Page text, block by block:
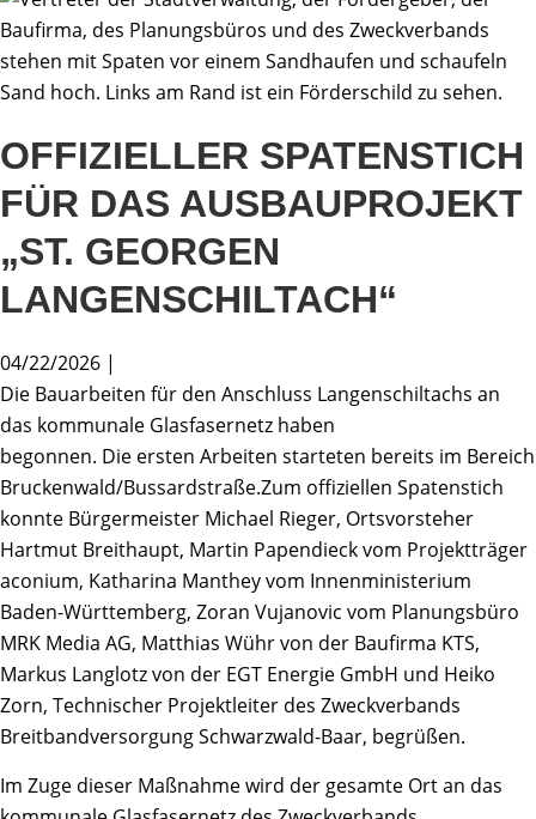
OFFIZIELLER SPATENSTICH
FÜR DAS AUSBAUPROJEKT
„ST. GEORGEN
LANGENSCHILTACH“
04/22/2026 |
Die Bauarbeiten für den Anschluss Langenschiltachs an
das kommunale Glasfasernetz haben
begonnen. Die ersten Arbeiten starteten bereits im Bereich
Bruckenwald/Bussardstraße.Zum offiziellen Spatenstich
konnte Bürgermeister Michael Rieger, Ortsvorsteher
Hartmut Breithaupt, Martin Papendieck vom Projektträger
aconium, Katharina Manthey vom Innenministerium
Baden-Württemberg, Zoran Vujanovic vom Planungsbüro
MRK Media AG, Matthias Wühr von der Baufirma KTS,
Markus Langlotz von der EGT Energie GmbH und Heiko
Zorn, Technischer Projektleiter des Zweckverbands
Breitbandversorgung Schwarzwald-Baar, begrüßen.
Im Zuge dieser Maßnahme wird der gesamte Ort an das